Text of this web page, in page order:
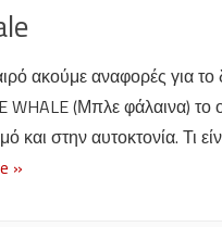
ακούμε αναφορές για το
WHALE (Μπλε φάλαινα) το
και στην αυτοκτονία. Τι
»